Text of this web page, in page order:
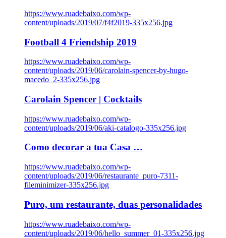
https://www.ruadebaixo.com/wp-
content/uploads/2019/07/f4f2019-335x256.jpg
Football 4 Friendship 2019
https://www.ruadebaixo.com/wp-
content/uploads/2019/06/carolain-spencer-by-hugo-
macedo_2-335x256.jpg
Carolain Spencer | Cocktails
https://www.ruadebaixo.com/wp-
content/uploads/2019/06/aki-catalogo-335x256.jpg
Como decorar a tua Casa …
https://www.ruadebaixo.com/wp-
content/uploads/2019/06/restaurante_puro-7311-
fileminimizer-335x256.jpg
Puro, um restaurante, duas personalidades
https://www.ruadebaixo.com/wp-
content/uploads/2019/06/hello_summer_01-335x256.jpg